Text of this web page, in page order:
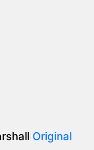
Original